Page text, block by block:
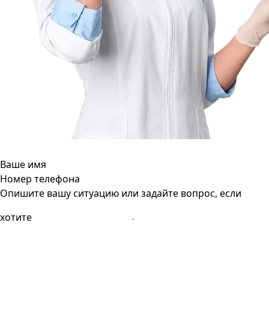
Ваше имя
Номер телефона
Опишите вашу ситуацию или задайте вопрос, если
хотите